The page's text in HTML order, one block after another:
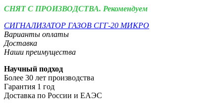
СНЯТ С ПРОИЗВОДСТВА. Рекомендуем
СИГНАЛИЗАТОР ГАЗОВ СГГ-20 МИКРО
Варианты оплаты
Доставка
Наши преимущества
Научный подход
Более 30 лет производства
Гарантия 1 год
Доставка по России и ЕАЭС